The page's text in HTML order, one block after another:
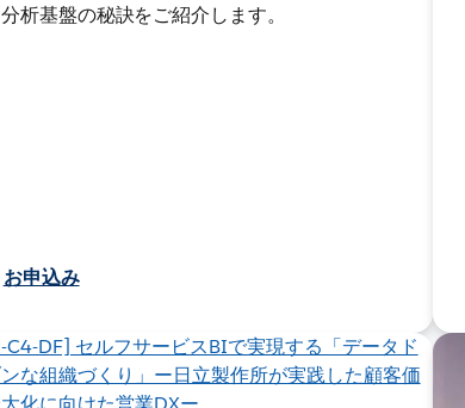
分析基盤の秘訣をご紹介します。
お申込み